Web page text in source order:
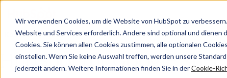
Wir verwenden Cookies, um die Website von HubSpot zu
Website und Services erforderlich. Andere sind optional und dienen
Cookies. Sie können allen Cookies zustimmen, alle optionalen
einstellen. Wenn Sie keine Auswahl treffen, werden unsere
jederzeit ändern. Weitere Informationen finden Sie in derCookie-
Kostenlose Tools
HubSpot für Google